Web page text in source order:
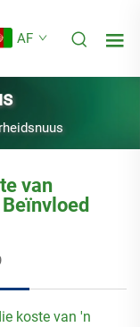
AF
van
koste van 'n